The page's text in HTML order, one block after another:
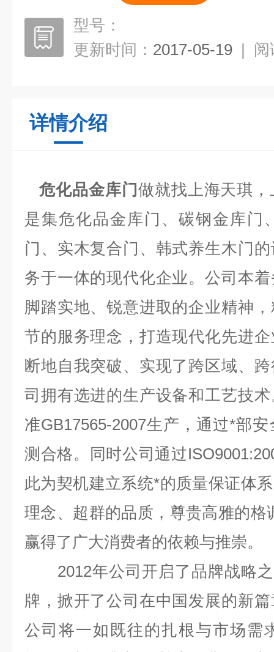
型号：
更新时间： 2017-05-19 | 阅
详情介绍
危化品金库门 做就找上海天琪
是集危化品金库门、碳钢金库门
门、实木复合门、韩式养生木门
务于一体的现代化企业。公司本
脚踏实地、锐意进取的企业精神
节的服务理念，打造现代化先进
断地自我突破、实现了跨区域、
司拥有选进的生产设备和工艺技
准GB17565-2007生产，通过*部
测合格。同时公司通过
此为契机建立系统*的质量保证体
理念、超群的品质，尊贵高雅的格
赢得了广大消费者的依赖与推崇。
2012年公司开启了品牌战略之
牌，掀开了公司在中国发展的新
公司将一如既往的扎根与市场需